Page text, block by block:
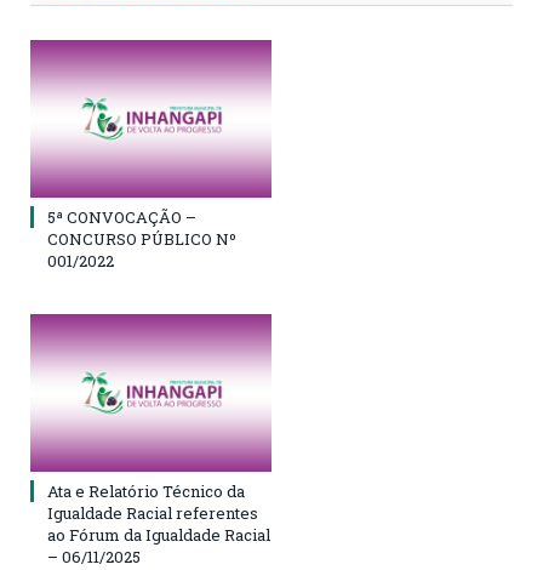
5ª CONVOCAÇÃO –
CONCURSO PÚBLICO Nº
001/2022
Ata e Relatório Técnico da
Igualdade Racial referentes
ao Fórum da Igualdade Racial
– 06/11/2025